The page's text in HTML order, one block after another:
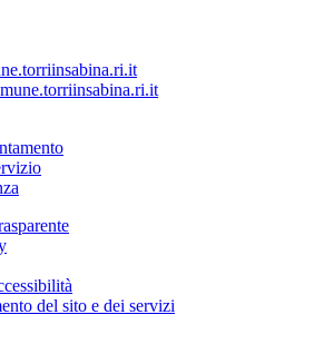
del sito e dei servizi